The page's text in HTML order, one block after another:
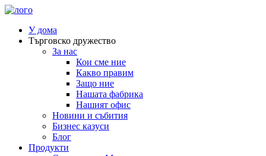
У дома
Търговско дружество
За нас
Кои сме ние
Какво правим
Защо ние
Нашата фабрика
Нашият офис
Новини и събития
Бизнес казуси
Блог
Продукти